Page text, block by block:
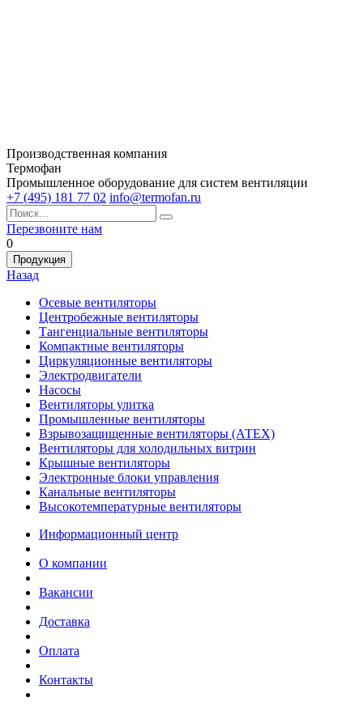
Производственная компания
Термофан
Промышленное оборудование для систем вентиляции
+7 (495) 181 77 02 info@termofan.ru
Перезвоните нам
0
Продукция
Назад
Осевые вентиляторы
Центробежные вентиляторы
Тангенциальные вентиляторы
Компактные вентиляторы
Циркуляционные вентиляторы
Электродвигатели
Насосы
Вентиляторы улитка
Промышленные вентиляторы
Взрывозащищенные вентиляторы (АТЕХ)
Вентиляторы для холодильных витрин
Крышные вентиляторы
Электронные блоки управления
Канальные вентиляторы
Высокотемпературные вентиляторы
Информационный центр
О компании
Вакансии
Доставка
Оплата
Контакты